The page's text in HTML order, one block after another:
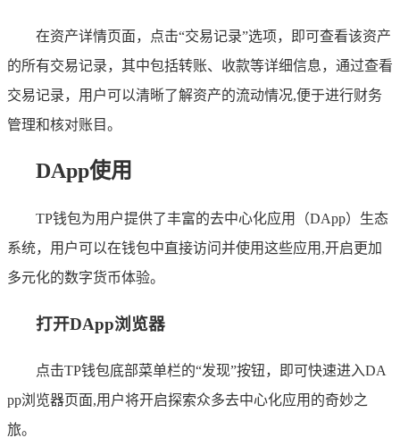
在资产详情页面，点击“交易记录”选项，即可查看该资产
的所有交易记录，其中包括转账、收款等详细信息，通过查看
交易记录，用户可以清晰了解资产的流动情况,便于进行财务
管理和核对账目。
DApp使用
TP钱包为用户提供了丰富的去中心化应用（DApp）生态
系统，用户可以在钱包中直接访问并使用这些应用,开启更加
多元化的数字货币体验。
打开DApp浏览器
点击TP钱包底部菜单栏的“发现”按钮，即可快速进入DA
pp浏览器页面,用户将开启探索众多去中心化应用的奇妙之
旅。